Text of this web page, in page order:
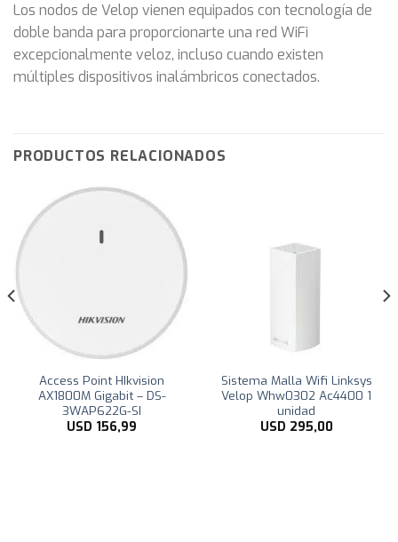
Los nodos de Velop vienen equipados con tecnología de
doble banda para proporcionarte una red WiFi
excepcionalmente veloz, incluso cuando existen
múltiples dispositivos inalámbricos conectados.
PRODUCTOS RELACIONADOS
Access Point HIkvision
AX1800M Gigabit – DS-
3WAP622G-SI
USD 156,99
Sistema Malla Wifi Linksys
Velop Whw0302 Ac4400 1
unidad
USD 295,00